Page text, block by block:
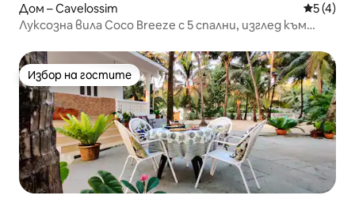
Дом – Cavelossim Средна
5 (4)
Луксозна вила Coco Breeze с 5 спални, изглед към
Избор на гостите
Избор на гостите